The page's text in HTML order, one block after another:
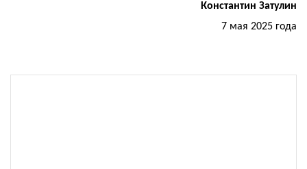
Константин Затулин
7 мая 2025 года